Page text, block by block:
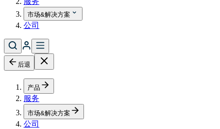
市场&解决方案
公司
后退
产品
服务
市场&解决方案
公司